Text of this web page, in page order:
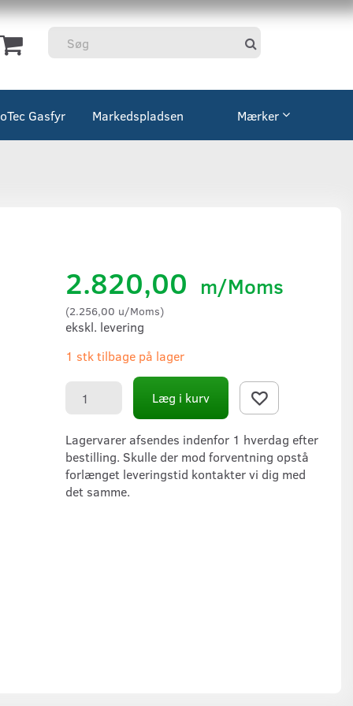
Gasfyr Markedspladsen Mærker
2.820,00 m/Moms
(2.256,00 u/Moms)
ekskl. levering
1 stk tilbage på lager
Læg i kurv
Lagervarer afsendes indenfor 1 hverdag efter
bestilling. Skulle der mod forventning opstå
forlænget leveringstid kontakter vi dig med
det samme.